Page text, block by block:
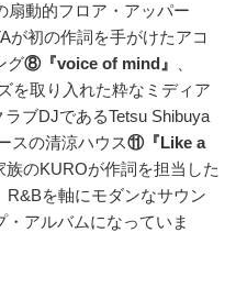
扇動的フロア・アッパー
が初の作詞を手がけたアコ
グ⑧『voice of mind』
を取り入れた粋なミディア
ラブDJであるTetsu Shibuya
スの清涼ハウス⑪『Like a
族のKUROが作詞を担当した
R&Bを軸にモダンなサウン
・アルバムになっていま